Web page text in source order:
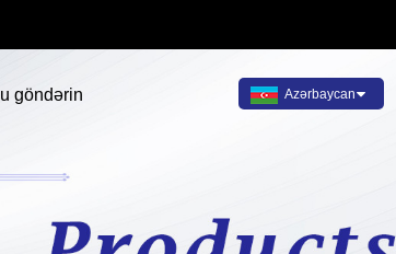
Azərbaycan
göndərin